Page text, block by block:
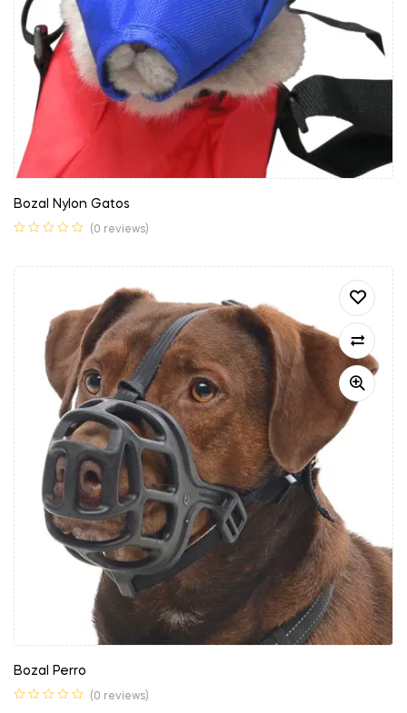
Bozal Nylon Gatos
(0 reviews)
Bozal Perro
(0 reviews)